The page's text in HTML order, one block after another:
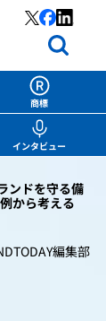
商標
インタビュー
ンドを守る備
から考える
編集部